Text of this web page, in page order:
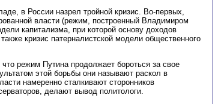
в России назрел тройной кризис. Во-первых,
власти (режим, построенный Владимиром
капитализма, при которой основу доходов
кризис патерналистской модели общественного
режим Путина продолжает бороться за свое
этой борьбы они называют раскол в
намеренно сталкивают сторонников
делают вывод политологи.